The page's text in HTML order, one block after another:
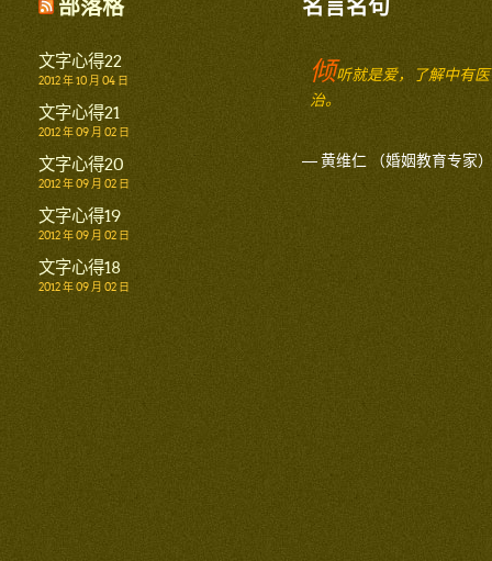
部落格
文字心得22
2012 年 10 月 04 日
文字心得21
2012 年 09 月 02 日
文字心得20
2012 年 09 月 02 日
文字心得19
2012 年 09 月 02 日
文字心得18
2012 年 09 月 02 日
名言名句
倾听就是爱，了解中有医
治。
— 黄维仁 （婚姻教育专家）